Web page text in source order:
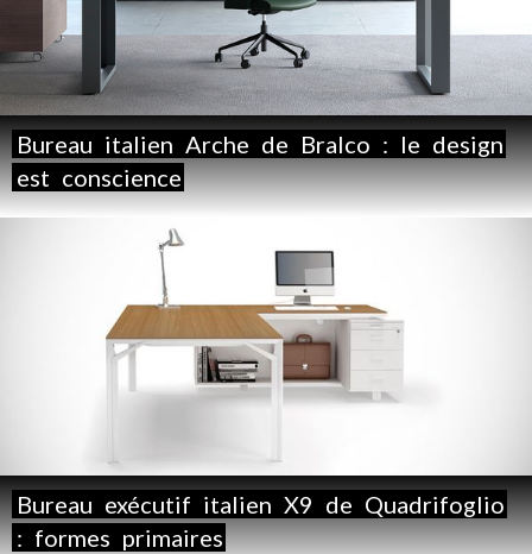
Bureau italien Arche de Bralco : le design
est conscience
Bureau exécutif italien X9 de Quadrifoglio
: formes primaires